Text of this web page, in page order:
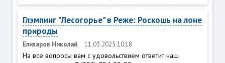
Глэмпинг "Лесогорье" в Реже: Роскошь на лоне
природы
Елизаров Николай 11.03.2025 10:18
На все вопросы вам с удовольствием ответит наш